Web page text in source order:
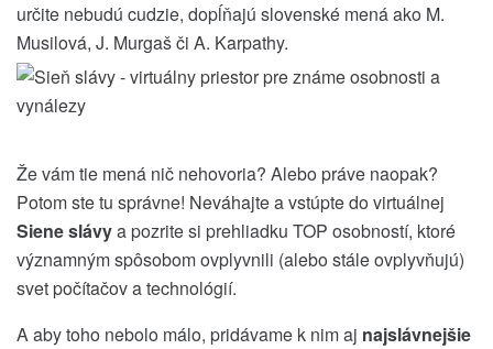
určite nebudú cudzie, dopĺňajú slovenské mená ako M.
Musilová, J. Murgaš či A. Karpathy.
Že vám tie mená nič nehovoria? Alebo práve naopak?
Potom ste tu správne! Neváhajte a vstúpte do virtuálnej
Siene slávya pozrite si prehliadku TOP osobností, ktoré
významným spôsobom ovplyvnili (alebo stále ovplyvňujú)
svet počítačov a technológií.
A aby toho nebolo málo, pridávame k nim aj najslávnejšie